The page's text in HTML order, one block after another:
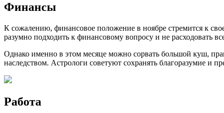
Финансы
К сожалению, финансовое положение в ноябре стремится к
разумно подходить к финансовому вопросу и не расходовать
Однако именно в этом месяце можно сорвать большой куш,
наследством. Астрологи советуют сохранять благоразумие и
Работа